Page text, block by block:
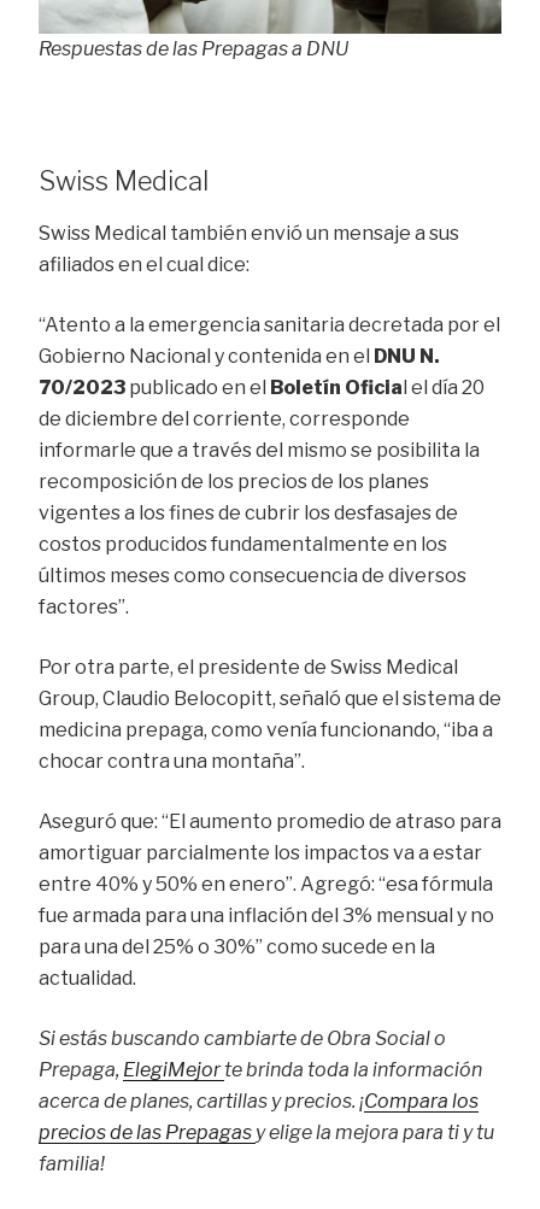
Respuestas de las Prepagas a DNU
Swiss Medical
Swiss Medical también envió un mensaje a sus
afiliados en el cual dice:
“Atento a la emergencia sanitaria decretada por el
Gobierno Nacional y contenida en el DNU N.
70/2023 publicado en el Boletín Oficia l el día 20
de diciembre del corriente, corresponde
informarle que a través del mismo se posibilita la
recomposición de los precios de los planes
vigentes a los fines de cubrir los desfasajes de
costos producidos fundamentalmente en los
últimos meses como consecuencia de diversos
factores”.
Por otra parte, el presidente de Swiss Medical
Group, Claudio Belocopitt, señaló que el sistema de
medicina prepaga, como venía funcionando, “iba a
chocar contra una montaña”.
Aseguró que: “El aumento promedio de atraso para
amortiguar parcialmente los impactos va a estar
entre 40% y 50% en enero”. Agregó: “esa fórmula
fue armada para una inflación del 3% mensual y no
para una del 25% o 30%” como sucede en la
actualidad.
Si estás buscando cambiarte de Obra Social o
Prepaga, ElegiMejorte brinda toda la información
acerca de planes, cartillas y precios. ¡Compara los
precios de las Prepagas y elige la mejora para ti y tu
familia!